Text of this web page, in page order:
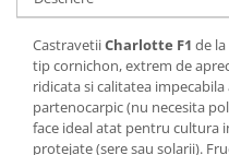
CastravetiiCharlotte F1 de la
tip cornichon, extrem de
ridicata si calitatea
partenocarpic (nu necesita
face ideal atat pentru cultura
protejate (sere sau solarii).